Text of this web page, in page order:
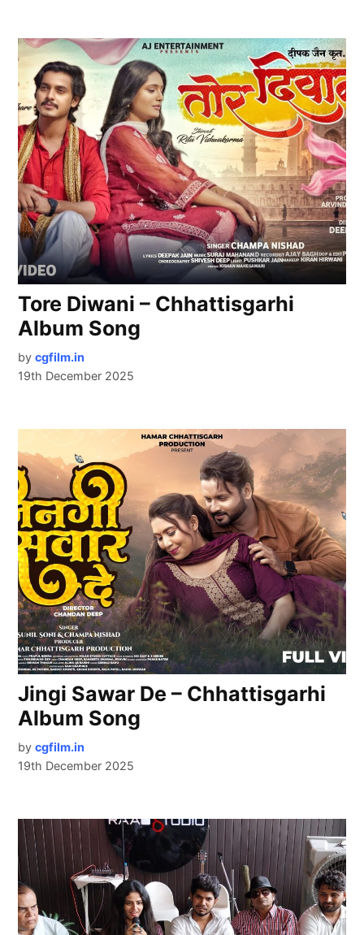
Tore Diwani – Chhattisgarhi
Album Song
by cgfilm.in
19th December 2025
Jingi Sawar De – Chhattisgarhi
Album Song
by cgfilm.in
19th December 2025